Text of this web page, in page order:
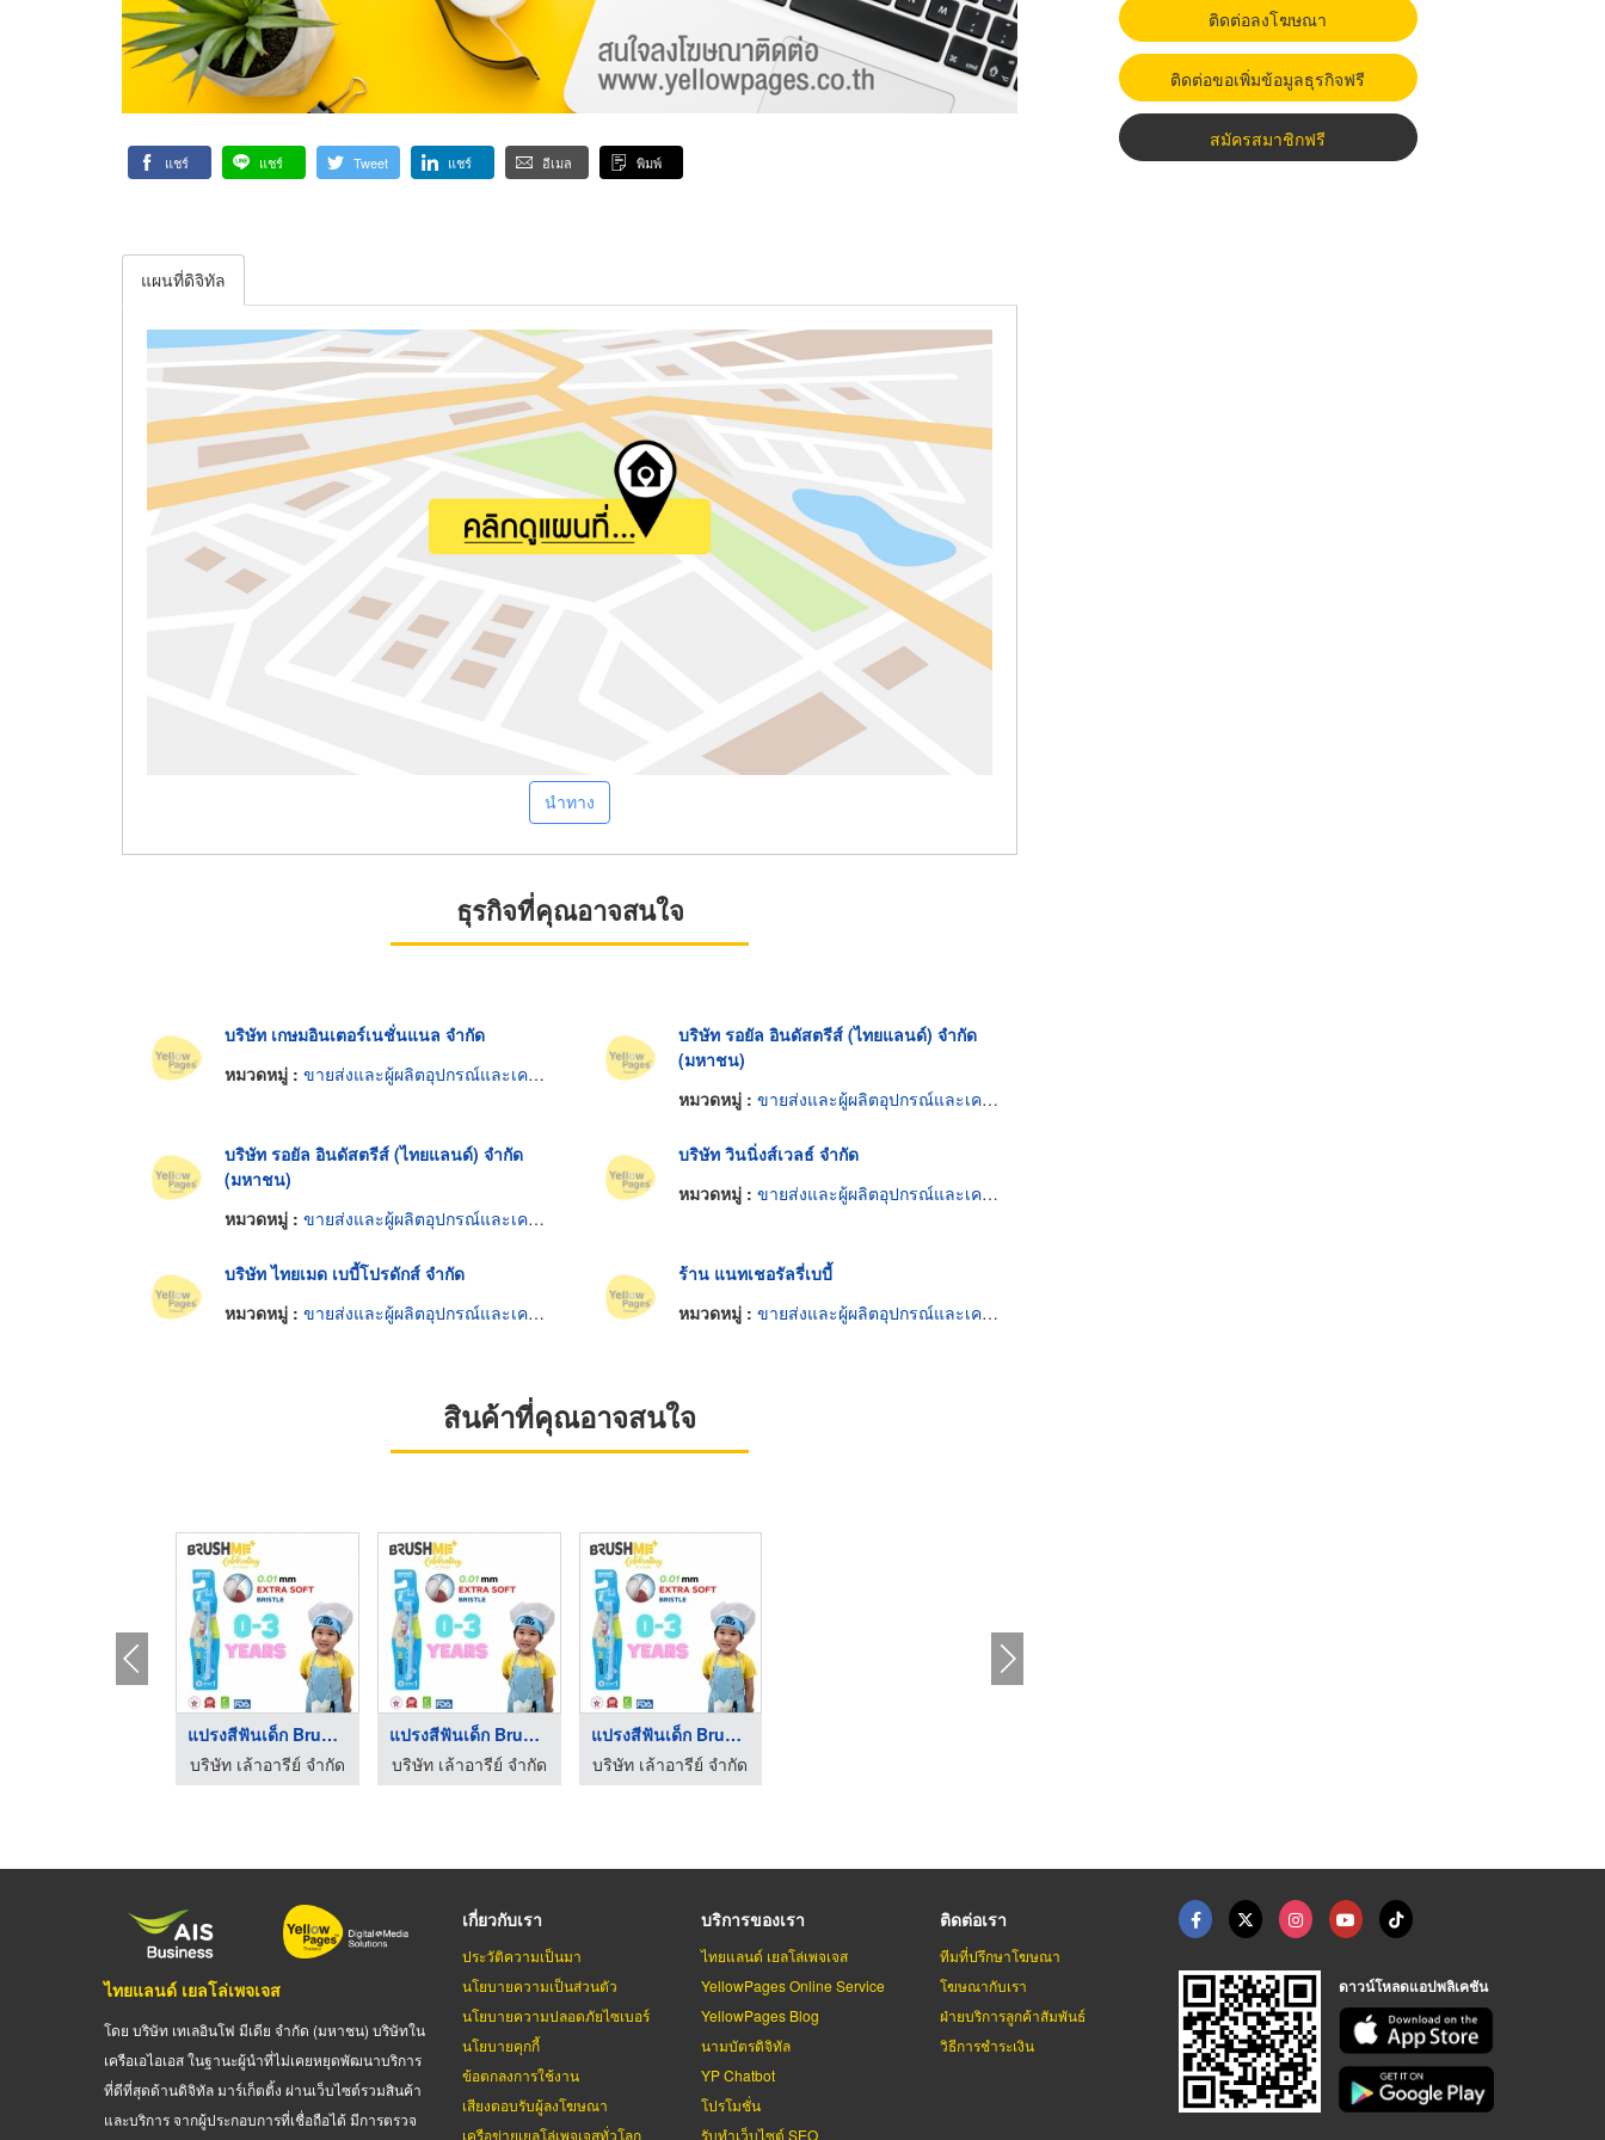
แชร์ แชร์ Tweet แชร์ อีเมล พิมพ์
แผนที่ดิจิทัล
นำทาง
ธุรกิจที่คุณอาจสนใจ
บริษัท เกษมอินเตอร์เนชั่นแนล จำกัด
หมวดหมู่ : ขายส่งและผู้ผลิตอุปกรณ์และเครื่องใช้เด็กอ่อน
บริษัท รอยัล อินดัสตรีส์ (ไทยแลนด์) จำกัด
(มหาชน)
หมวดหมู่ : ขายส่งและผู้ผลิตอุปกรณ์และเครื่องใช้เด็กอ่อน
บริษัท รอยัล อินดัสตรีส์ (ไทยแลนด์) จำกัด
(มหาชน)
หมวดหมู่ : ขายส่งและผู้ผลิตอุปกรณ์และเครื่องใช้เด็กอ่อน
บริษัท วินนิ่งส์เวลธ์ จำกัด
หมวดหมู่ : ขายส่งและผู้ผลิตอุปกรณ์และเครื่องใช้เด็กอ่อน
บริษัท ไทยเมด เบบี้โปรดักส์ จำกัด
หมวดหมู่ : ขายส่งและผู้ผลิตอุปกรณ์และเครื่องใช้เด็กอ่อน
ร้าน แนทเชอรัลรี่เบบี้
หมวดหมู่ : ขายส่งและผู้ผลิตอุปกรณ์และเครื่องใช้เด็กอ่อน
สินค้าที่คุณอาจสนใจ
แปรงสีฟันเด็ก BrushM ...
บริษัท เล้าอารีย์ จำกัด
แปรงสีฟันเด็ก BrushM ...
บริษัท เล้าอารีย์ จำกัด
แปรงสีฟันเด็ก BrushM ...
บริษัท เล้าอารีย์ จำกัด
ติดต่อลงโฆษณา
ติดต่อขอเพิ่มข้อมูลธุรกิจฟรี
สมัครสมาชิกฟรี
ไทยแลนด์ เยลโล่เพจเจส
โดย บริษัท เทเลอินโฟ มีเดีย จำกัด (มหาชน) บริษัทใน
เครือเอไอเอส ในฐานะผู้นำที่ไม่เคยหยุดพัฒนาบริการ
ที่ดีที่สุดด้านดิจิทัล มาร์เก็ตติ้ง ผ่านเว็บไซต์รวมสินค้า
และบริการ จากผู้ประกอบการที่เชื่อถือได้ มีการตรวจ
เกี่ยวกับเรา
ประวัติความเป็นมา
นโยบายความเป็นส่วนตัว
นโยบายความปลอดภัยไซเบอร์
นโยบายคุกกี้
ข้อตกลงการใช้งาน
เสียงตอบรับผู้ลงโฆษณา
เครือข่ายเยลโล่เพจเจสทั่วโลก
บริการของเรา
ไทยแลนด์ เยลโล่เพจเจส
YellowPages Online Service
YellowPages Blog
นามบัตรดิจิทัล
YP Chatbot
โปรโมชั่น
รับทำเว็บไซต์ SEO
ติดต่อเรา
ทีมที่ปรึกษาโฆษณา
โฆษณากับเรา
ฝ่ายบริการลูกค้าสัมพันธ์
วิธีการชำระเงิน
ดาวน์โหลดแอปพลิเคชัน